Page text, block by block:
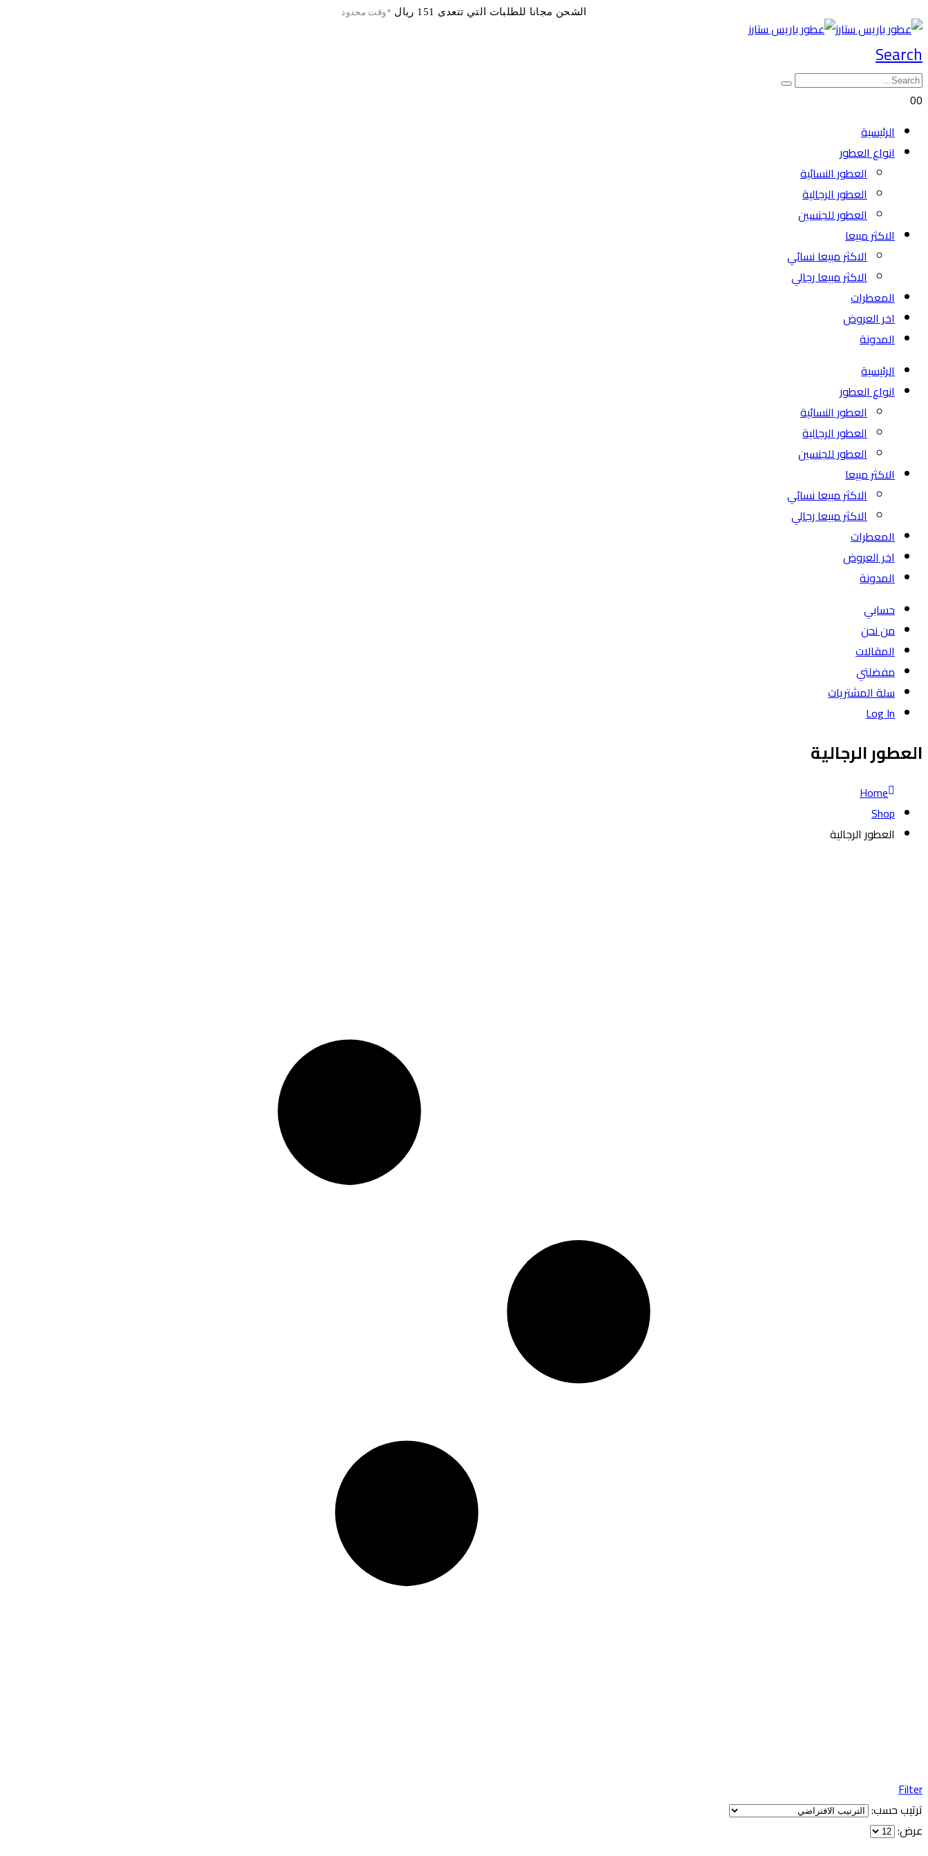
الشحن مجانا للطلبات التي تتعدى 151 ريال *وقت محدود
Search
00
الرئيسية
انواع العطور
العطور النسائية
العطور الرجالية
العطور للجنسين
الاكثر مبيعا
الاكثر مبيعا نسائي
الاكثر مبيعا رجالي
المعطرات
اخر العروض
المدونة
الرئيسية
انواع العطور
العطور النسائية
العطور الرجالية
العطور للجنسين
الاكثر مبيعا
الاكثر مبيعا نسائي
الاكثر مبيعا رجالي
المعطرات
اخر العروض
المدونة
حسابي
من نحن
المقالات
مفضلتي
سلة المشتريات
Log In
العطور الرجالية
Home
Shop
العطور الرجالية
Filter
ترتيب حسب:
عرض: